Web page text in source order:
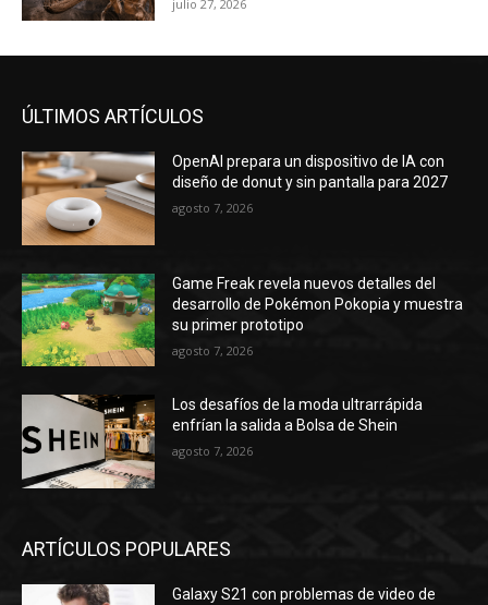
julio 27, 2026
ÚLTIMOS ARTÍCULOS
OpenAI prepara un dispositivo de IA con
diseño de donut y sin pantalla para 2027
agosto 7, 2026
Game Freak revela nuevos detalles del
desarrollo de Pokémon Pokopia y muestra
su primer prototipo
agosto 7, 2026
Los desafíos de la moda ultrarrápida
enfrían la salida a Bolsa de Shein
agosto 7, 2026
ARTÍCULOS POPULARES
Galaxy S21 con problemas de video de